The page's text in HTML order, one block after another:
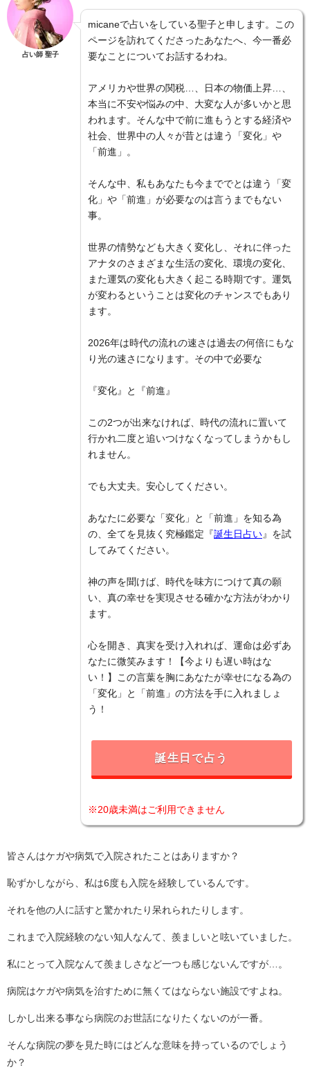
占い師 聖子
micaneで占いをしている聖子と申します。この
ページを訪れてくださったあなたへ、今一番必
要なことについてお話するわね。
アメリカや世界の関税…、日本の物価上昇…、
本当に不安や悩みの中、大変な人が多いかと思
われます。そんな中で前に進もうとする経済や
社会、世界中の人々が昔とは違う「変化」や
「前進」。
そんな中、私もあなたも今まででとは違う「変
化」や「前進」が必要なのは言うまでもない
事。
世界の情勢なども大きく変化し、それに伴った
アナタのさまざまな生活の変化、環境の変化、
また運気の変化も大きく起こる時期です。運気
が変わるということは変化のチャンスでもあり
ます。
2026年は時代の流れの速さは過去の何倍にもな
り光の速さになります。その中で必要な
『変化』と『前進』
この2つが出来なければ、時代の流れに置いて
行かれ二度と追いつけなくなってしまうかもし
れません。
でも大丈夫。安心してください。
あなたに必要な「変化」と「前進」を知る為
の、全てを見抜く究極鑑定『誕生日占い 』を試
してみてください。
神の声を聞けば、時代を味方につけて真の願
い、真の幸せを実現させる確かな方法がわかり
ます。
心を開き、真実を受け入れれば、運命は必ずあ
なたに微笑みます！【今よりも遅い時はな
い！】この言葉を胸にあなたが幸せになる為の
「変化」と「前進」の方法を手に入れましょ
う！
誕生日で占う
※20歳未満はご利用できません
皆さんはケガや病気で入院されたことはありますか？
恥ずかしながら、私は6度も入院を経験しているんです。
それを他の人に話すと驚かれたり呆れられたりします。
これまで入院経験のない知人なんて、羨ましいと呟いていました。
私にとって入院なんて羨ましさなど一つも感じないんですが…。
病院はケガや病気を治すために無くてはならない施設ですよね。
しかし出来る事なら病院のお世話になりたくないのが一番。
そんな病院の夢を見た時にはどんな意味を持っているのでしょう
か？